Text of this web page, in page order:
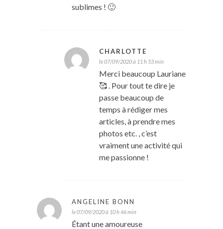
sublimes ! 🙂
CHARLOTTE
le 07/09/2020 à 11 h 53 min
Merci beaucoup Lauriane
🥰 . Pour tout te dire je
passe beaucoup de
temps à rédiger mes
articles, à prendre mes
photos etc. , c’est
vraiment une activité qui
me passionne !
ANGELINE BONN
le 07/09/2020 à 10 h 46 min
Étant une amoureuse